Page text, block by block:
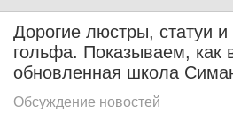
Дорогие люстры, статуи
гольфа. Показываем, как
обновленная школа
Обсуждение новостей